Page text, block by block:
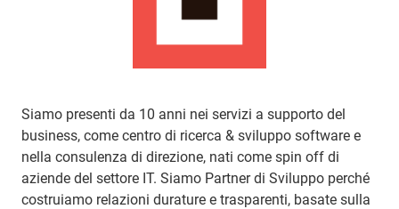
Siamo presenti da 10 anni nei servizi a supporto del
business, come centro di ricerca & sviluppo software e
nella consulenza di direzione, nati come spin off di
aziende del settore IT. Siamo Partner di Sviluppo perché
costruiamo relazioni durature e trasparenti, basate sulla